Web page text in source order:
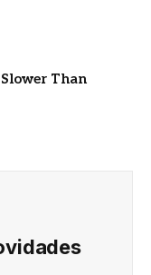
Than